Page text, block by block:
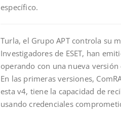
específico.
Turla, el Grupo APT controla su
Investigadores de ESET, han
operando con una nueva versión
En las primeras versiones,
esta v4, tiene la capacidad de
usando credenciales